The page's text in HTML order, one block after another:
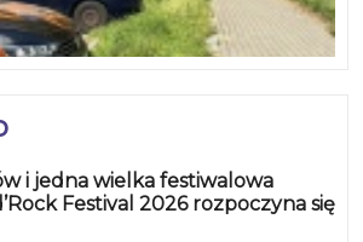
i jedna wielka festiwalowa
Festival 2026 rozpoczyna się